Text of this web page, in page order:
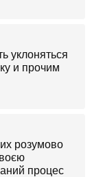
уклоняться
и прочим
розумово
процес